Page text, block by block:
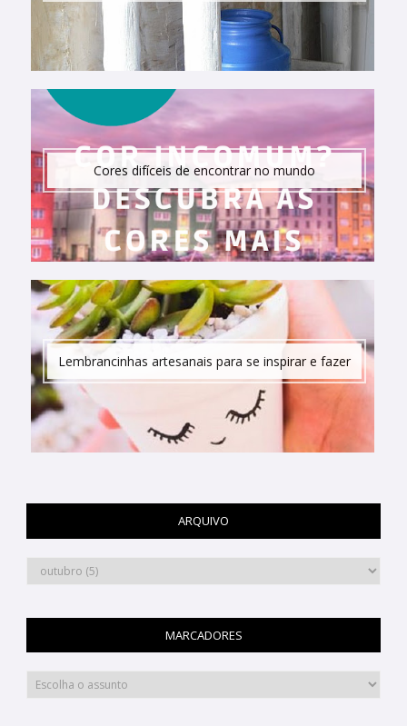
Cores difíceis de encontrar no mundo
Lembrancinhas artesanais para se inspirar e fazer
ARQUIVO
MARCADORES